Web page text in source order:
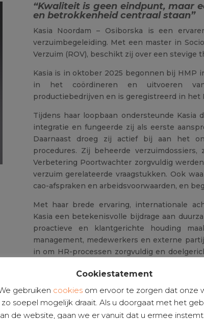
“Kwaliteit is geen eindpunt, maar
en betrokkenheid centraal staan”
Kasia Noordam – Osiborska is een
verzuimbegeleiding. Met een master in
Verzuim (ROV), beschikt zij over een
Kasia is in oktober 2025 begonnen bij HMP
in het coördineren en uitvoeren
productiebedrijven en is geregistreerd in het
Tijdens haar loopbaan ondersteunde
integratie en fungeerde zij als eerste
Daarnaast droeg zij actief bij aan het
procedures. Zij beheerde
Verbetering Poortwachter zorgvuldig
verzuim gerelateerde vraagstukken. Ook
cao-afspraken en arbeidsvoorwaarden, en
Met haar brede ervaring, internationale
Kasia een betekenisvolle bijdrage aan
proactieve en klantgerichte houding
management, medewerkers en externe
in om HR-processen zorgvuldig en
Kasia spreekt vier talen vloeiend – Pools,
affiniteit met taal en cultuur. In haar vrije tijd
Cookiestatement
gebruiken cookies om ervoor te zorgen dat onze
zo soepel mogelijk draait. Als u doorgaat met het
de website, gaan we er vanuit dat u ermee